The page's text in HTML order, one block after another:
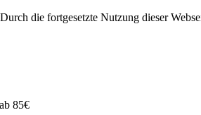
die fortgesetzte Nutzung dieser
85€